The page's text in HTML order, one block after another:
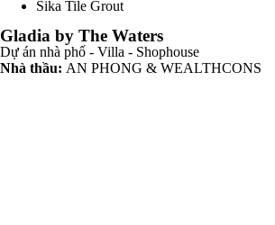
Sika Tile Grout
Gladia by The Waters
Dự án nhà phố - Villa - Shophouse
Nhà thầu: AN PHONG & WEALTHCONS